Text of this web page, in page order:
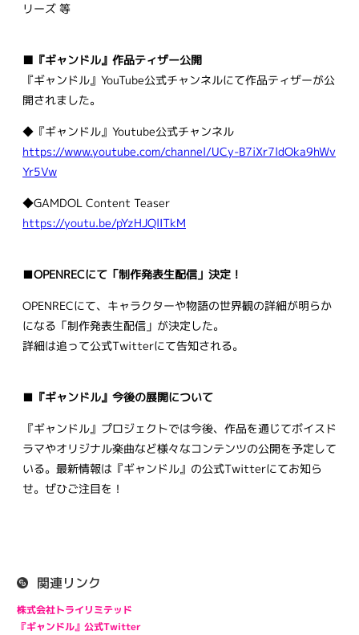
リーズ 等
■『ギャンドル』作品ティザー公開
『ギャンドル』YouTube公式チャンネルにて作品ティザーが公
開されました。
◆『ギャンドル』Youtube公式チャンネル
https://www.youtube.com/channel/UCy-B7iXr7ldOka9hWv
Yr5Vw
◆GAMDOL Content Teaser
https://youtu.be/pYzHJQlITkM
■OPENRECにて「制作発表生配信」決定！
OPENRECにて、キャラクターや物語の世界観の詳細が明らか
になる「制作発表生配信」が決定した。
詳細は追って公式Twitterにて告知される。
■ 『ギャンドル』今後の展開について
『ギャンドル』プロジェクトでは今後、作品を通じてボイスド
ラマやオリジナル楽曲など様々なコンテンツの公開を予定して
いる。最新情報は『ギャンドル』の公式Twitterにてお知ら
せ。ぜひご注目を！
関連リンク
株式会社トライリミテッド
『ギャンドル』公式Twitter